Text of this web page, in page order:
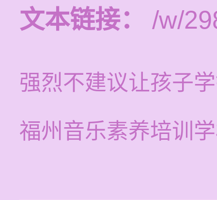
文本链接：
/w/
强烈不建议让孩子
福州音乐素养培训